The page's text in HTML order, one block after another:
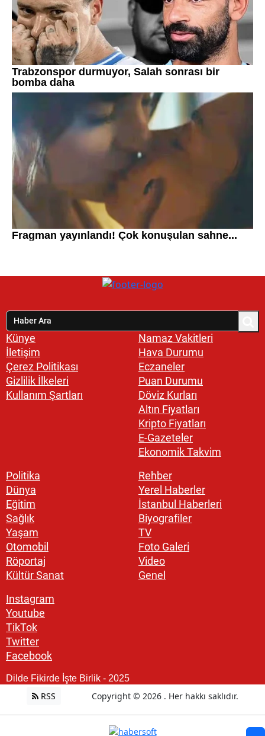
Künye
İletişim
Çerez Politikası
Gizlilik İlkeleri
Kullanım Şartları
Namaz Vakitleri
Hava Durumu
Eczaneler
Puan Durumu
Döviz Kurları
Altın Fiyatları
Kripto Fiyatları
E-Gazeteler
Ekonomik Takvim
Politika
Dünya
Eğitim
Sağlık
Yaşam
Otomobil
Röportaj
Kültür Sanat
Rehber
Yerel Haberler
İstanbul Haberleri
Biyografiler
TV
Foto Galeri
Video
Genel
Instagram
Youtube
TikTok
Twitter
Facebook
Dilde Fikirde İşte Birlik - 2025
RSS Copyright © 2026 . Her hakkı saklıdır.